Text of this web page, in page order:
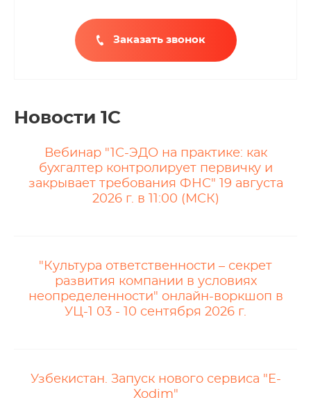
Заказать звонок
Новости 1С
Вебинар "1С-ЭДО на практике: как
бухгалтер контролирует первичку и
закрывает требования ФНС" 19 августа
2026 г. в 11:00 (МСК)
"Культура ответственности – секрет
развития компании в условиях
неопределенности" онлайн-воркшоп в
УЦ-1 03 - 10 сентября 2026 г.
Узбекистан. Запуск нового сервиса "E-
Xodim"